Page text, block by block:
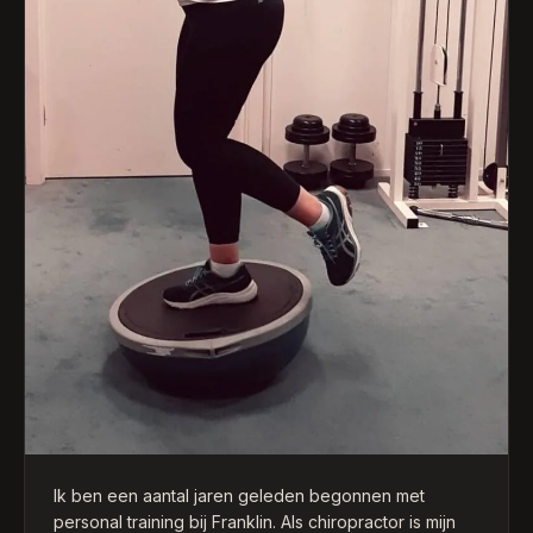
Ik ben een aantal jaren geleden begonnen met
personal training bij Franklin. Als chiropractor is mijn